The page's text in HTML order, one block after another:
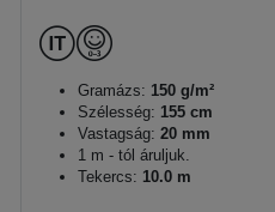
Gramázs: 150 g/m²
Szélesség: 155 cm
Vastagság: 20 mm
1 m - tól áruljuk.
Tekercs: 10.0 m